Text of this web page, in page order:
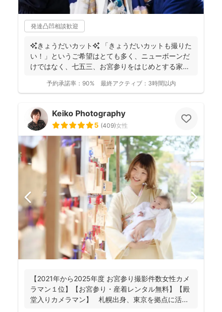
発達凸凹相談歓迎
✨きょうだいカット✨ 「きょうだいカットも撮りた
い！」というご希望はとても多く、ニューボーンだ
けではなく、七五三、お宮参りをはじめとする家族
予約承諾率： 90% 最終アクティブ： 3時間以内
Keiko Photography
5 (409)女性
【2021年から2025年度 お宮参り撮影件数女性カメ
ラマン１位】【お宮参り・産着レンタル無料】【殿
堂入りカメラマン】 札幌出身、東京を拠点に活...